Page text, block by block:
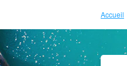
Accueil